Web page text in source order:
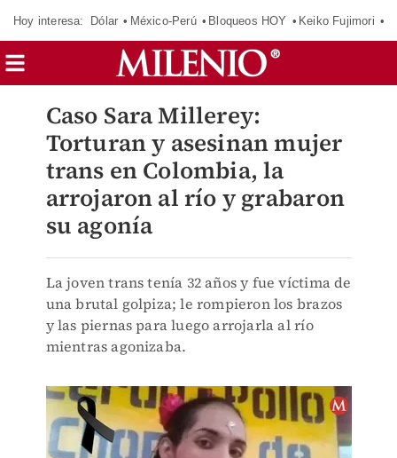
Hoy interesa: Dólar México-Perú Bloqueos HOY Keiko Fujimori
Caso Sara Millerey:
Torturan y asesinan mujer
trans en Colombia, la
arrojaron al río y grabaron
su agonía
La joven trans tenía 32 años y fue víctima de
una brutal golpiza; le rompieron los brazos
y las piernas para luego arrojarla al río
mientras agonizaba.